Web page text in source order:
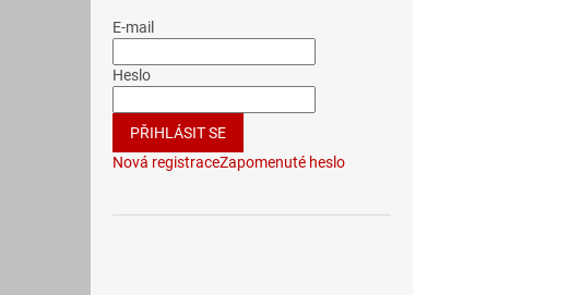
E-mail
Heslo
PŘIHLÁSIT SE
Nová registraceZapomenuté heslo